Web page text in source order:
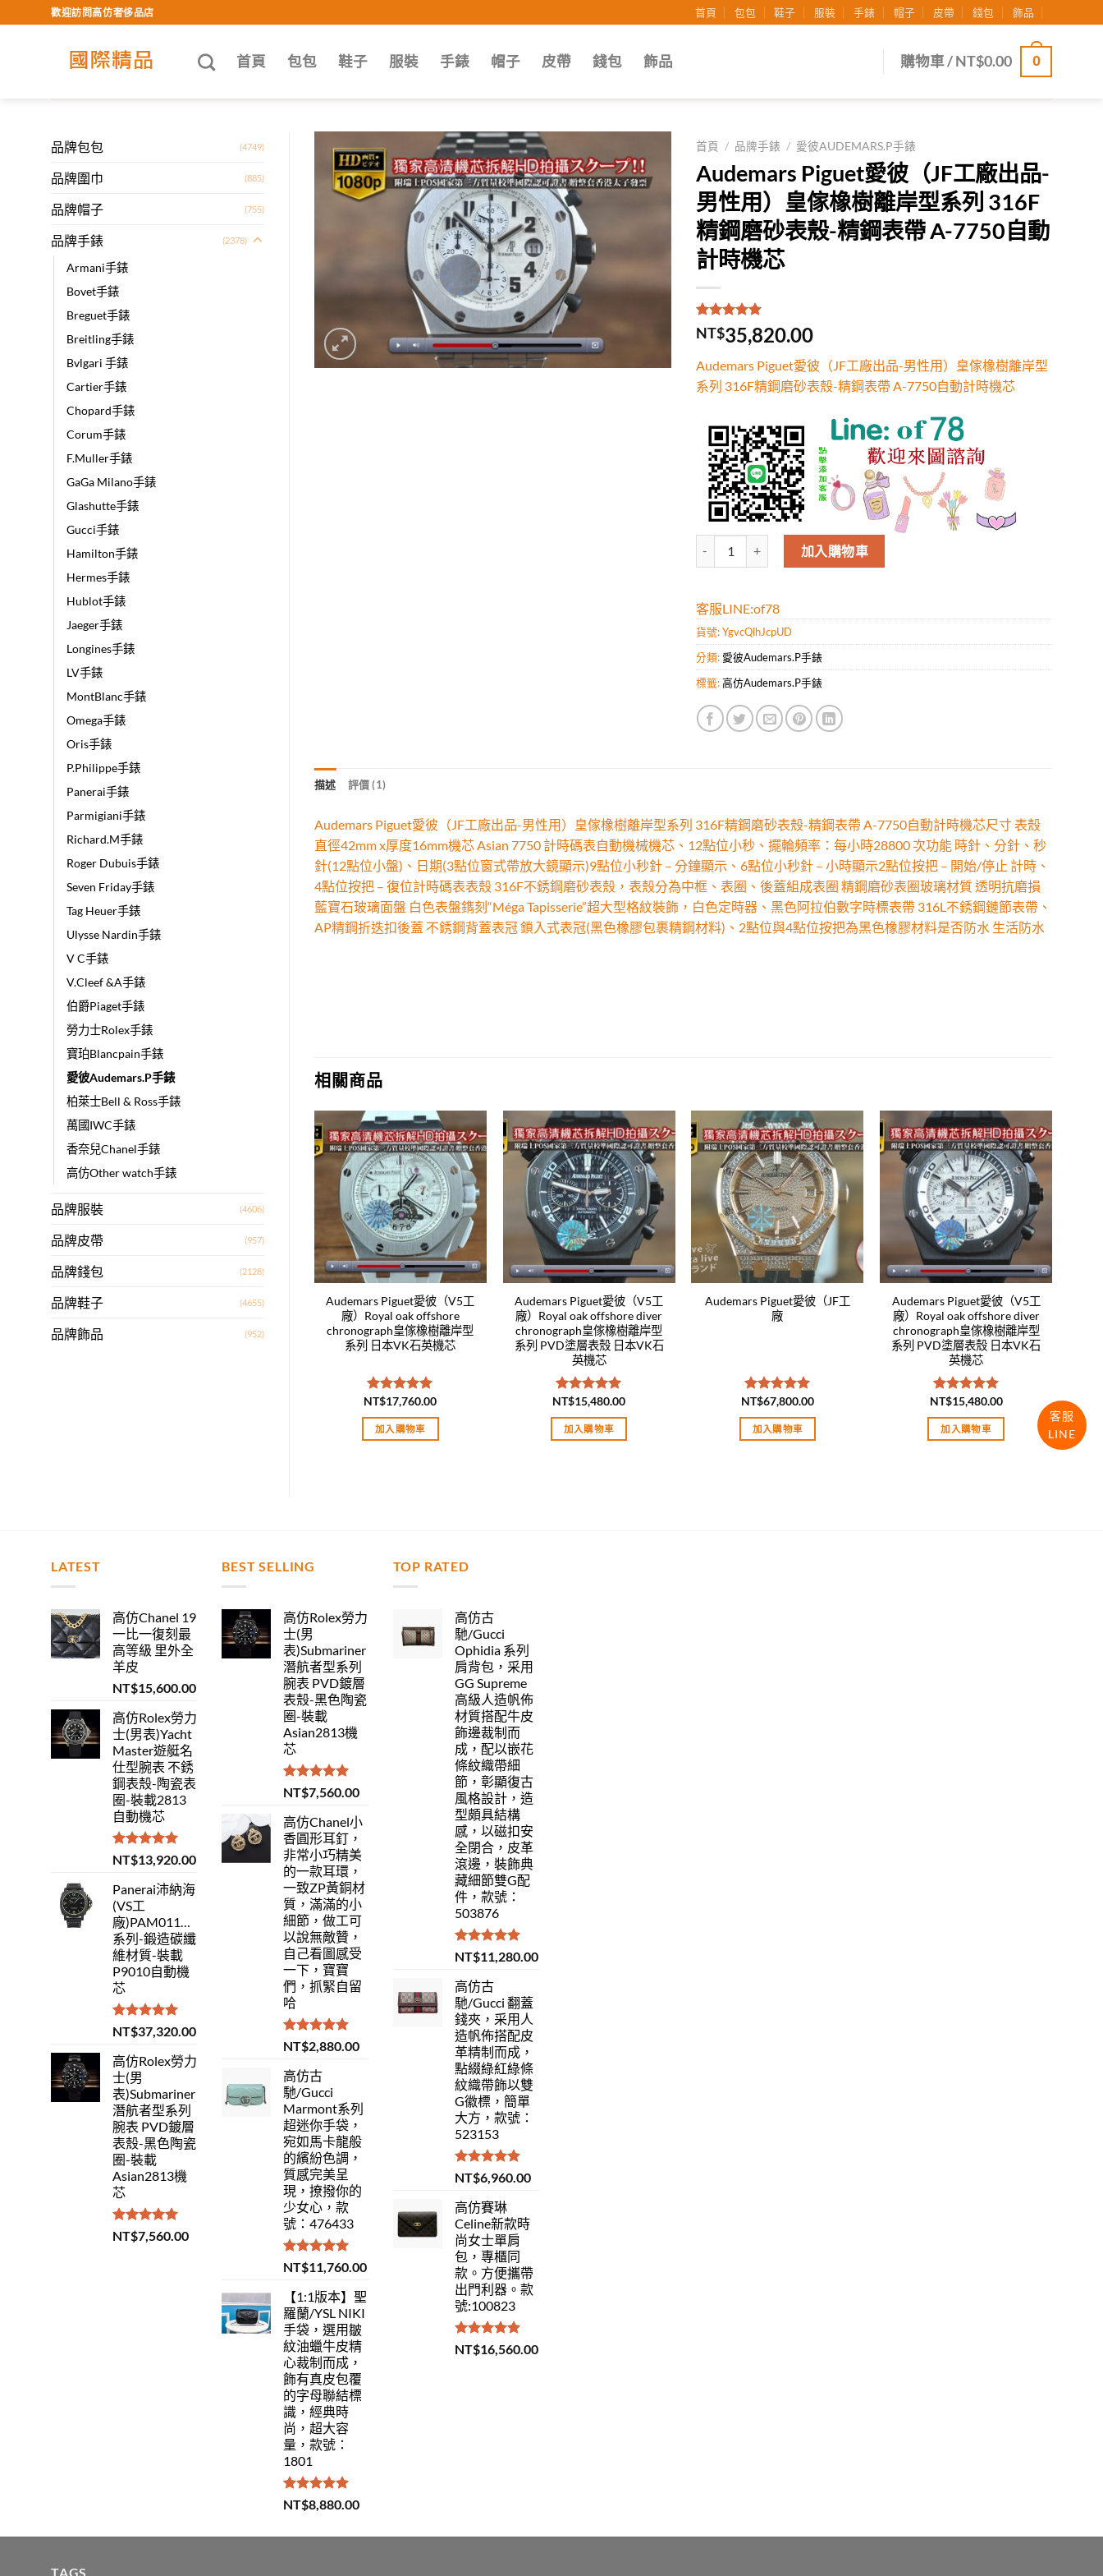
to
歡迎訪問高仿奢侈品店 首頁 包包 鞋子 服裝 手錶 帽子 皮帶 錢包 飾品
首頁 包包 鞋子 服裝 手錶 帽子 皮帶 錢包 飾品 購物車 /NT$0.00 0
品牌包包 (4749)
品牌圍巾 (885)
品牌帽子 (755)
品牌手錶 (2378)
Armani手錶
Bovet手錶
Breguet手錶
Breitling手錶
Bvlgari 手錶
Cartier手錶
Chopard手錶
Corum手錶
F.Muller手錶
GaGa Milano手錶
Glashutte手錶
Gucci手錶
Hamilton手錶
Hermes手錶
Hublot手錶
Jaeger手錶
Longines手錶
LV手錶
MontBlanc手錶
Omega手錶
Oris手錶
P.Philippe手錶
Panerai手錶
Parmigiani手錶
Richard.M手錶
Roger Dubuis手錶
Seven Friday手錶
Tag Heuer手錶
Ulysse Nardin手錶
V C手錶
V.Cleef &A手錶
伯爵Piaget手錶
勞力士Rolex手錶
寶珀Blancpain手錶
愛彼Audemars.P手錶
柏萊士Bell & Ross手錶
萬國IWC手錶
香奈兒Chanel手錶
高仿Other watch手錶
品牌服裝 (4606)
品牌皮帶 (957)
品牌錢包 (2128)
品牌鞋子 (4655)
品牌飾品 (952)
Add to
首頁 / 品牌手錶 / 愛彼AUDEMARS.P手錶
Audemars Piguet愛彼（JF工廠出品-
男性用）皇傢橡樹離岸型系列 316F
精鋼磨砂表殼-精鋼表帶 A-7750自動
計時機芯
評分5.00 /
5，已有
1
位
分
NT$35,820.00
Audemars Piguet愛彼（JF工廠出品-男性用）皇傢橡樹離岸型
系列 316F精鋼磨砂表殼-精鋼表帶 A-7750自動計時機芯
Audemars Piguet愛彼（JF工廠出品-男性用）皇傢橡樹離岸型系列 316F精鋼磨
加入購物車
客服LINE:of78
貨號:YgvcQlhJcpUD
分類: 愛彼Audemars.P手錶
標籤:高仿Audemars.P手錶
描述 評價 (1)
Audemars Piguet愛彼（JF工廠出品-男性用）皇傢橡樹離岸型系列 316F精鋼磨砂表殼-精鋼表帶 A-7750自動計時機芯尺寸 表殼
直徑42mm x厚度16mm機芯 Asian 7750 計時碼表自動機械機芯、12點位小秒、擺輪頻率：每小時28800 次功能 時針、分針、秒
針(12點位小盤)、日期(3點位窗式帶放大鏡顯示)9點位小秒針 – 分鐘顯示、6點位小秒針 – 小時顯示2點位按把 – 開始/停止 計時、
4點位按把 – 復位計時碼表表殼 316F不銹鋼磨砂表殼，表殼分為中框、表圈、後蓋組成表圈 精鋼磨砂表圈玻璃材質 透明抗磨損
藍寶石玻璃面盤 白色表盤鐫刻“Méga Tapisserie”超大型格紋裝飾，白色定時器、黑色阿拉伯數字時標表帶 316L不銹鋼鏈節表帶、
AP精鋼折迭扣後蓋 不銹鋼背蓋表冠 鎖入式表冠(黑色橡膠包裹精鋼材料)、2點位與4點位按把為黑色橡膠材料是否防水 生活防水
相關商品
Add to
wishlist
Audemars Piguet愛彼（V5工
廠）Royal oak offshore
chronograph皇傢橡樹離岸型
系列 日本VK石英機芯
評分5.00
滿分 5
NT$17,760.00
加入購物車
Add to
wishlist
Audemars Piguet愛彼（V5工
廠）Royal oak offshore diver
chronograph皇傢橡樹離岸型
系列 PVD塗層表殼 日本VK石
英機芯
評分5.00
滿分 5
NT$15,480.00
加入購物車
Add to
wishlist
Audemars Piguet愛彼（JF工
廠
評分5.00
滿分 5
NT$67,800.00
加入購物車
Add to
wishlist
Audemars Piguet愛彼（V5工
廠）Royal oak offshore diver
chronograph皇傢橡樹離岸型
系列 PVD塗層表殼 日本VK石
英機芯
評分5.00
滿分 5
NT$15,480.00
加入購物車
Add to
wishlist
Piguet愛彼（Noob
-陶瓷表圈 A-3120
Audemars Piguet愛彼（V5工
chronograph皇傢橡樹離岸型
LATEST
高仿Chanel 19
一比一復刻最
高等級 里外全
羊皮
NT$15,600.00
高仿Rolex勞力
士(男表)Yacht
Master遊艇名
仕型腕表 不銹
鋼表殼-陶瓷表
圈-裝載2813
自動機芯
評分5.00
滿分 5
NT$13,920.00
Panerai沛納海
(VS工
廠)PAM01118Luminor
系列-鍛造碳纖
維材質-裝載
P9010自動機
芯
評分5.00
滿分 5
NT$37,320.00
高仿Rolex勞力
士(男
表)Submariner
潛航者型系列
腕表 PVD鍍層
表殼-黑色陶瓷
圈-裝載
Asian2813機
芯
評分 5.00
滿分 5
NT$7,560.00
BEST SELLING
高仿Rolex勞力
士(男
表)Submariner
潛航者型系列
腕表 PVD鍍層
表殼-黑色陶瓷
圈-裝載
Asian2813機
芯
評分 5.00
滿分 5
NT$7,560.00
高仿Chanel小
香圓形耳釘，
非常小巧精美
的一款耳環，
一致ZP黃銅材
質，滿滿的小
細節，做工可
以說無敵贊，
自己看圖感受
一下，寶寶
們，抓緊自留
哈
評分 5.00
滿分 5
NT$2,880.00
高仿古
馳/Gucci
Marmont系列
超迷你手袋，
宛如馬卡龍般
的繽紛色調，
質感完美呈
現，撩撥你的
少女心，款
號：476433
評分5.00
滿分 5
NT$11,760.00
【1:1版本】聖
羅蘭/YSL NIKI
手袋，選用皺
紋油蠟牛皮精
心裁制而成，
飾有真皮包覆
的字母聯結標
識，經典時
尚，超大容
量，款號：
1801
評分 5.00
滿分 5
NT$8,880.00
TOP RATED
高仿古
馳/Gucci
Ophidia 系列
肩背包，采用
GG Supreme
高級人造帆佈
材質搭配牛皮
飾邊裁制而
成，配以嵌花
條紋織帶細
節，彰顯復古
風格設計，造
型頗具結構
感，以磁扣安
全閉合，皮革
滾邊，裝飾典
藏細節雙G配
件，款號：
503876
評分5.00
滿分 5
NT$11,280.00
高仿古
馳/Gucci 翻蓋
錢夾，采用人
造帆佈搭配皮
革精制而成，
點綴綠紅綠條
紋織帶飾以雙
G徽標，簡單
大方，款號：
523153
評分5.00
滿分 5
NT$6,960.00
高仿賽琳
Celine新款時
尚女士單肩
包，專櫃同
款。方便攜帶
出門利器。款
號:100823
評分5.00
滿分 5
NT$16,560.00
TAGS
客服
LINE